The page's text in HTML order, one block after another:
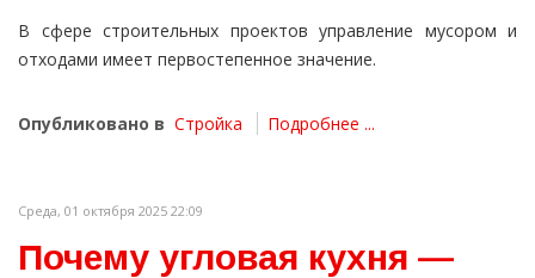
В сфере строительных проектов управление мусором и
отходами имеет первостепенное значение.
Опубликовано в Стройка Подробнее ...
Среда, 01 октября 2025 22:09
Почему угловая кухня —